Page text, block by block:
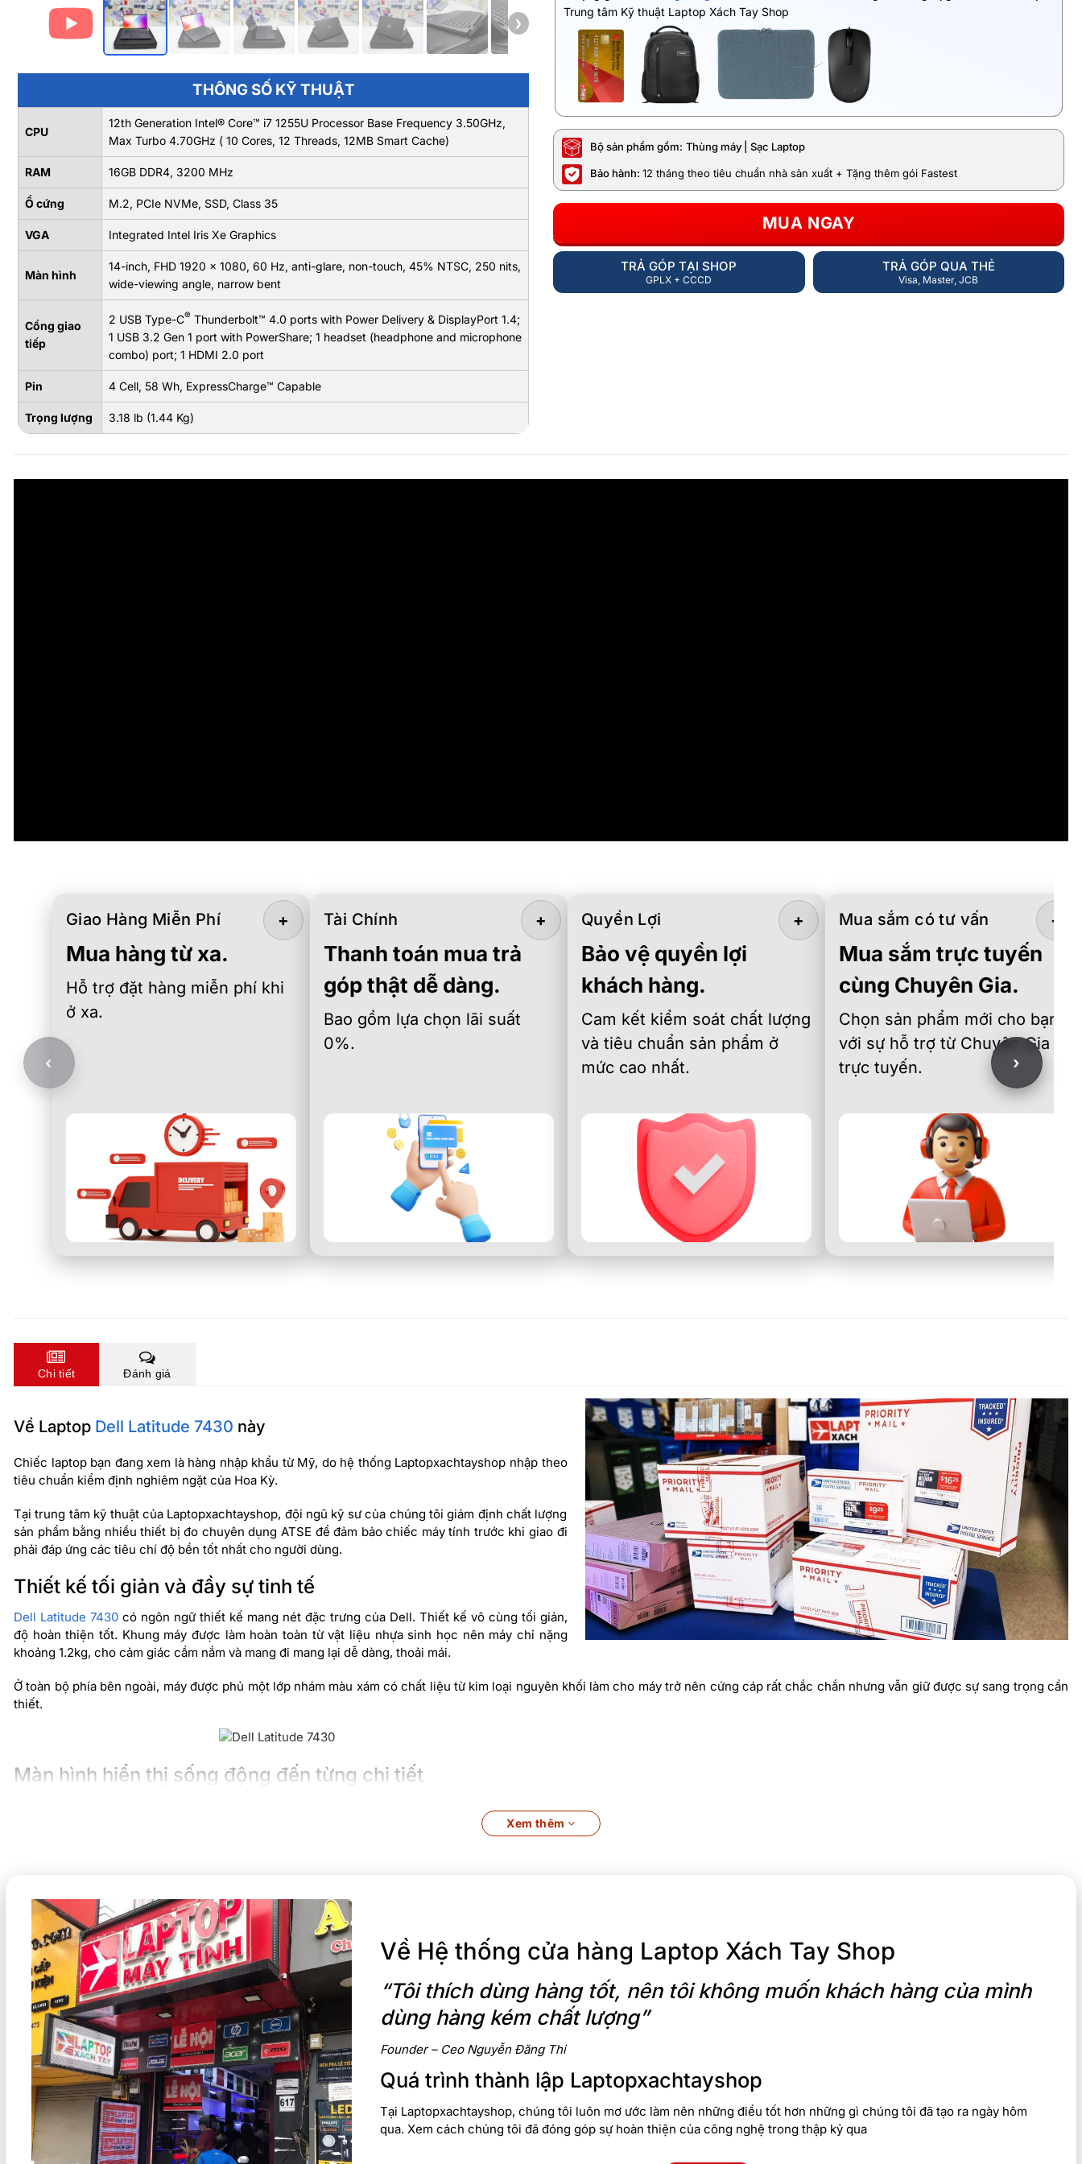
❯
THÔNG SỐ KỸ THUẬT
CPU
12th Generation Intel® Core™ i7 1255U Processor Base Frequency 3.50GHz,
Max Turbo 4.70GHz ( 10 Cores, 12 Threads, 12MB Smart Cache)
RAM 16GB DDR4, 3200 MHz
Ổ cứng M.2, PCIe NVMe, SSD, Class 35
VGA Integrated Intel Iris Xe Graphics
Màn hình
14-inch, FHD 1920 x 1080, 60 Hz, anti-glare, non-touch, 45% NTSC, 250 nits,
wide-viewing angle, narrow bent
Cổng giao
tiếp
2 USB Type-C® Thunderbolt™ 4.0 ports with Power Delivery & DisplayPort 1.4;
1 USB 3.2 Gen 1 port with PowerShare; 1 headset (headphone and microphone
combo) port; 1 HDMI 2.0 port
Pin 4 Cell, 58 Wh, ExpressCharge™ Capable
Trọng lượng 3.18 lb (1.44 Kg)
Trung tâm Kỹ thuật Laptop Xách Tay Shop
Bộ sản phẩm gồm: Thùng máy | Sạc Laptop
Bảo hành: 12 tháng theo tiêu chuẩn nhà sản xuất + Tặng thêm gói Fastest
MUA NGAY
TRẢ GÓP TẠI SHOP
GPLX + CCCD
TRẢ GÓP QUA THẺ
Visa, Master, JCB
‹
Giao Hàng Miễn Phí
Mua hàng từ xa.
Hỗ trợ đặt hàng miễn phí khi
ở xa.
+ Tài Chính
Thanh toán mua trả
góp thật dễ dàng.
Bao gồm lựa chọn lãi suất
0%.
+ Quyền Lợi
Bảo vệ quyền lợi
khách hàng.
Cam kết kiểm soát chất lượng
và tiêu chuẩn sản phẩm ở
mức cao nhất.
+ Mua sắm có tư vấn
Mua sắm trực tuyến
cùng Chuyên Gia.
Chọn sản phẩm mới cho bạn
với sự hỗ trợ từ Chuyên Gia
trực tuyến.
+
›
Chi tiết Đánh giá
Về Laptop Dell Latitude 7430 này
Chiếc laptop bạn đang xem là hàng nhập khẩu từ Mỹ, do hệ thống Laptopxachtayshop nhập theo
tiêu chuẩn kiểm định nghiêm ngặt của Hoa Kỳ.
Tại trung tâm kỹ thuật của Laptopxachtayshop, đội ngũ kỹ sư của chúng tôi giám định chất lượng
sản phẩm bằng nhiều thiết bị đo chuyên dụng ATSE để đảm bảo chiếc máy tính trước khi giao đi
phải đáp ứng các tiêu chí độ bền tốt nhất cho người dùng.
Thiết kế tối giản và đầy sự tinh tế
Dell Latitude 7430có ngôn ngữ thiết kế mang nét đặc trưng của Dell. Thiết kế vô cùng tối giản,
độ hoàn thiện tốt. Khung máy được làm hoàn toàn từ vật liệu nhựa sinh học nên máy chỉ nặng
khoảng 1.2kg, cho cảm giác cầm nắm và mang đi mang lại dễ dàng, thoải mái.
Ở toàn bộ phía bên ngoài, máy được phủ một lớp nhám màu xám có chất liệu từ kim loại nguyên khối làm cho máy trở nên cứng cáp rất chắc chắn nhưng vẫn giữ được sự sang trọng cần
thiết.
Màn hình hiển thị sống động đến từng chi tiết
Xem thêm
Về Hệ thống cửa hàng Laptop Xách Tay Shop
“Tôi thích dùng hàng tốt, nên tôi không muốn khách hàng của mình
dùng hàng kém chất lượng”
Founder – Ceo Nguyễn Đăng Thi
Quá trình thành lập Laptopxachtayshop
Tại Laptopxachtayshop, chúng tôi luôn mơ ước làm nên những điều tốt hơn những gì chúng tôi đã tạo ra ngày hôm
qua. Xem cách chúng tôi đã đóng góp sự hoàn thiện của công nghệ trong thập kỷ qua